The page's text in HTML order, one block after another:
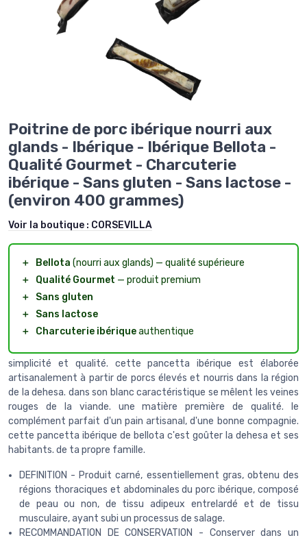
Poitrine de porc ibérique nourri aux
glands - Ibérique - Ibérique Bellota -
Qualité Gourmet - Charcuterie
ibérique - Sans gluten - Sans lactose -
(environ 400 grammes)
Voir la boutique : CORSEVILLA
＋ Bellota (nourri aux glands) — qualité supérieure
＋
Qualité Gourmet — produit premium
＋
Sans gluten
＋
Sans lactose
＋
Charcuterie ibériqueauthentique
simplicité et qualité. cette pancetta ibérique est élaborée
artisanalement à partir de porcs élevés et nourris dans la région
de la dehesa. dans son blanc caractéristique se mêlent les veines
rouges de la viande. une matière première de qualité. le
complément parfait d'un pain artisanal, d'une bonne compagnie.
cette pancetta ibérique de bellota c'est goûter la dehesa et ses
habitants. de ta propre famille.
DEFINITION - Produit carné, essentiellement gras, obtenu des
régions thoraciques et abdominales du porc ibérique, composé
de peau ou non, de tissu adipeux entrelardé et de tissu
musculaire, ayant subi un processus de salage.
RECOMMANDATION DE CONSERVATION - Conserver dans un